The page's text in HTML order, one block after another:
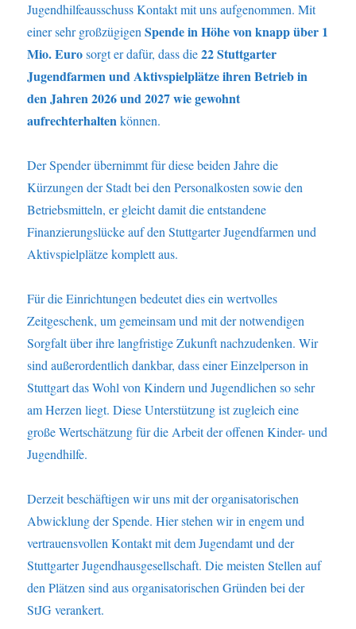
Jugendhilfeausschuss Kontakt mit uns aufgenommen. Mit
einer sehr großzügigenSpende in Höhe von knapp über 1
Mio. Eurosorgt er dafür, dass die22 Stuttgarter
Jugendfarmen und Aktivspielplätze ihren Betrieb in
den Jahren 2026 und 2027 wie gewohnt
aufrechterhaltenkönnen.
Der Spender übernimmt für diese beiden Jahre die
Kürzungen der Stadt bei den Personalkosten sowie den
Betriebsmitteln, er gleicht damit die entstandene
Finanzierungslücke auf den Stuttgarter Jugendfarmen und
Aktivspielplätze komplett aus.
Für die Einrichtungen bedeutet dies ein wertvolles
Zeitgeschenk, um gemeinsam und mit der notwendigen
Sorgfalt über ihre langfristige Zukunft nachzudenken. Wir
sind außerordentlich dankbar, dass einer Einzelperson in
Stuttgart das Wohl von Kindern und Jugendlichen so sehr
am Herzen liegt. Diese Unterstützung ist zugleich eine
große Wertschätzung für die Arbeit der offenen Kinder- und
Jugendhilfe.
Derzeit beschäftigen wir uns mit der organisatorischen
Abwicklung der Spende. Hier stehen wir in engem und
vertrauensvollen Kontakt mit dem Jugendamt und der
Stuttgarter Jugendhausgesellschaft. Die meisten Stellen auf
den Plätzen sind aus organisatorischen Gründen bei der
StJG verankert.